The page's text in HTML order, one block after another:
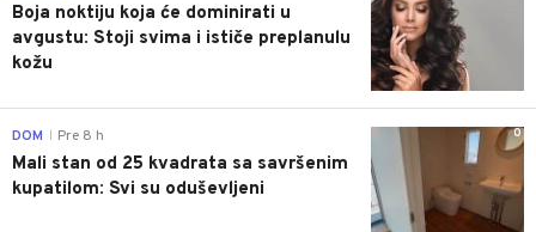
Boja noktiju koja će dominirati u
avgustu: Stoji svima i ističe preplanulu
kožu
0
DOM Pre 8 h
Mali stan od 25 kvadrata sa savršenim
kupatilom: Svi su oduševljeni